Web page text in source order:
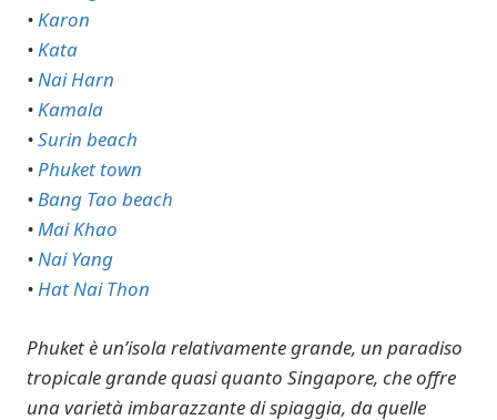
•Karon
•Kata
•Nai Harn
•Kamala
•Surin beach
•Phuket town
•Bang Tao beach
•Mai Khao
•Nai Yang
•Hat Nai Thon
Phuket è un’isola relativamente grande, un paradiso
tropicale grande quasi quanto Singapore, che offre
una varietà imbarazzante di spiaggia, da quelle